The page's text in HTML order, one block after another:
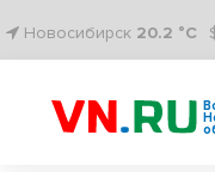
Новосибирск 20.2 °C